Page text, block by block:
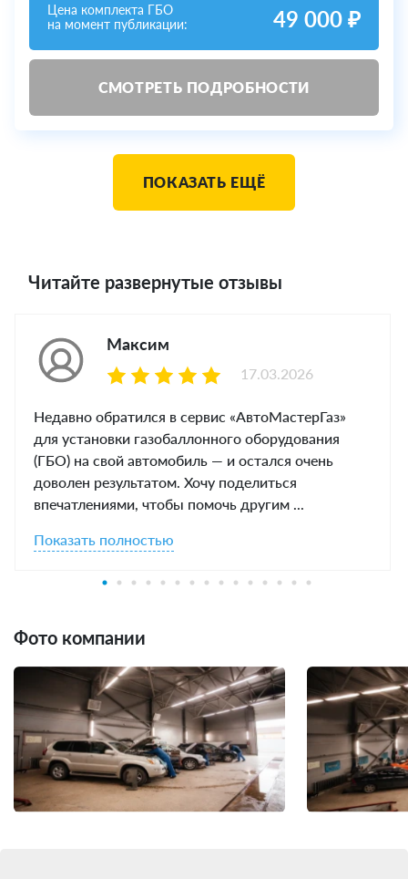
Цена комплекта ГБО
на момент публикации:
49 000 ₽
СМОТРЕТЬ ПОДРОБНОСТИ
ПОКАЗАТЬ ЕЩЁ
Читайте развернутые отзывы
Максим
Недавно обратился в сервис «АвтоМастерГаз»
для установки газобаллонного оборудования
(ГБО) на свой автомобиль — и остался очень
доволен результатом. Хочу поделиться
впечатлениями, чтобы помочь другим ...
Показать полностью
17.03.2026
Фото компании